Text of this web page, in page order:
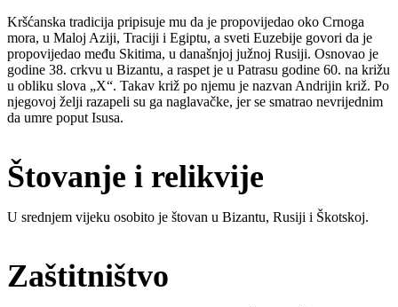
Kršćanska tradicija pripisuje mu da je propovijedao oko Crnoga
mora, u Maloj Aziji, Traciji i Egiptu, a sveti Euzebije govori da je
propovijedao među Skitima, u današnjoj južnoj Rusiji. Osnovao je
godine 38. crkvu u Bizantu, a raspet je u Patrasu godine 60. na križu
u obliku slova „X“. Takav križ po njemu je nazvan Andrijin križ. Po
njegovoj želji razapeli su ga naglavačke, jer se smatrao nevrijednim
da umre poput Isusa.
Štovanje i relikvije
U srednjem vijeku osobito je štovan u Bizantu, Rusiji i Škotskoj.
Zaštitništvo